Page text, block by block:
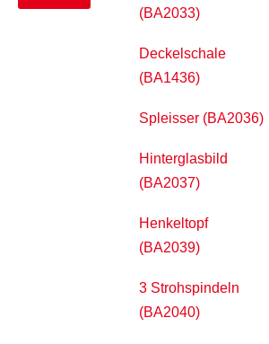
(BA2033)
Deckelschale
(BA1436)
Spleisser (BA2036)
Hinterglasbild
(BA2037)
Henkeltopf
(BA2039)
3 Strohspindeln
(BA2040)